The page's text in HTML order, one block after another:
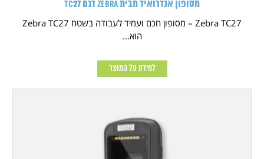
מסופון אנדרואיד מבית Zebra דגם TC27
Zebra TC27 – מסופון חכם ועמיד לעבודה בשטח Zebra TC27
הוא...
למידע על המוצר